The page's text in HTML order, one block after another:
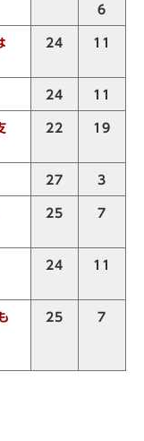
6
24 11
24 11
22 19
27 3
25 7
24 11
25 7